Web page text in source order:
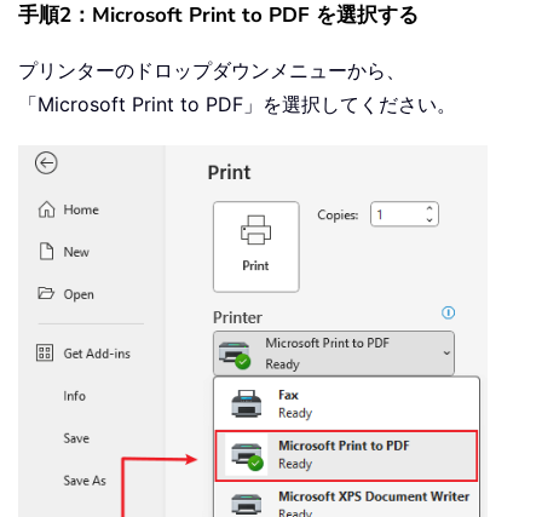
手順2：Microsoft Print to PDF を選択する
プリンターのドロップダウンメニューから、
「Microsoft Print to PDF」を選択してください。